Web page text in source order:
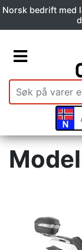
Norsk bedrift med